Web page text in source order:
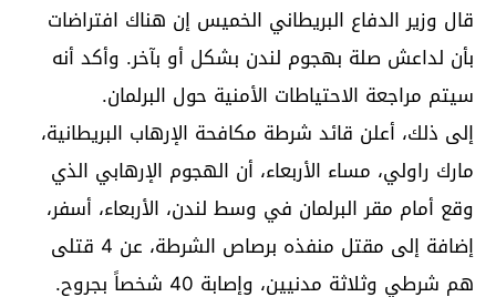
قال وزير الدفاع البريطاني الخميس إن هناك افتراضات
بأن لداعش صلة بهجوم لندن بشكل أو بآخر. وأكد أنه
سيتم مراجعة الاحتياطات الأمنية حول البرلمان.
إلى ذلك، أعلن قائد شرطة مكافحة الإرهاب البريطانية،
مارك راولي، مساء الأربعاء، أن الهجوم الإرهابي الذي
وقع أمام مقر البرلمان في وسط لندن، الأربعاء، أسفر،
إضافة إلى مقتل منفذه برصاص الشرطة، عن 4 قتلى
هم شرطي وثلاثة مدنيين، وإصابة 40 شخصاً بجروح.